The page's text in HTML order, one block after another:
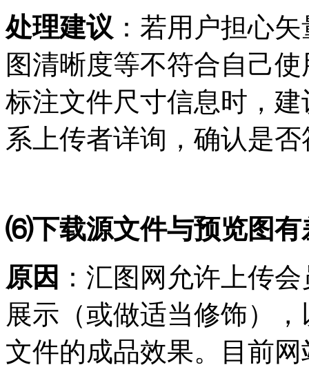
处理建议 ：若用户担心
图清晰度等不符合自己
标注文件尺寸信息时，
系上传者详询，确认是
⑹下载源文件与预览图有
原因 ：汇图网允许上传
展示（或做适当修饰）
文件的成品效果。目前